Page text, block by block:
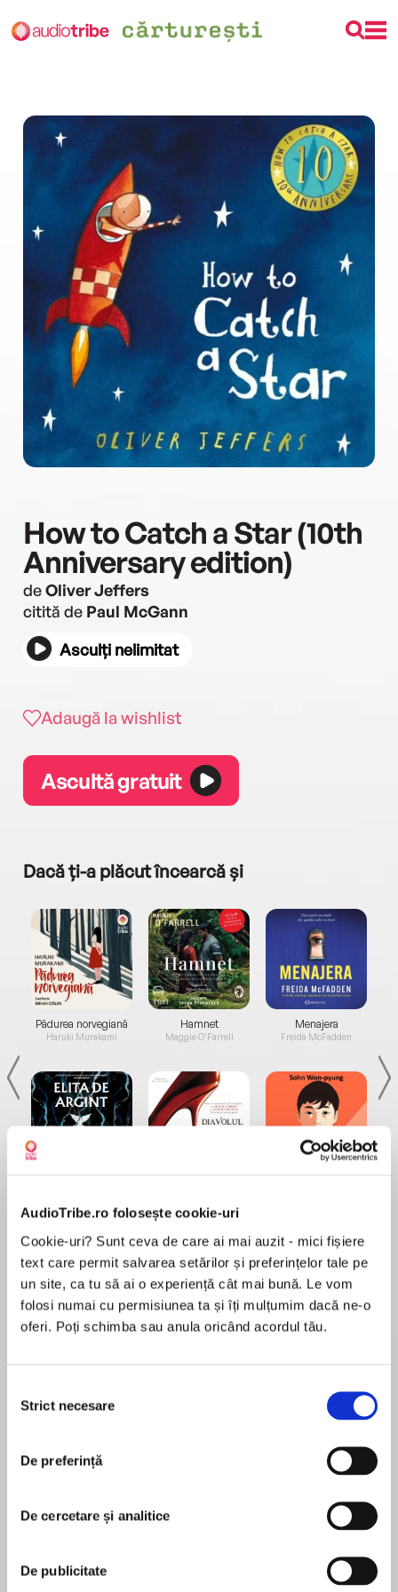
AudioTribe.ro folosește cookie-uri
Cookie-uri? Sunt ceva de care ai mai auzit - mici fișiere
text care permit salvarea setărilor și preferințelor tale pe
un site, ca tu să ai o experiență cât mai bună. Le vom
folosi numai cu permisiunea ta și îți mulțumim dacă ne-o
oferi. Poți schimba sau anula oricând acordul tău.
consimțământului
Strict necesare
De preferință
De cercetare și analitice
De publicitate
How to Catch a Star (10th
Anniversary edition)
deOliver Jeffers
citită de Paul McGann
Asculți nelimitat
Adaugă la wishlist
Ascultă gratuit
Dacă ți-a plăcut încearcă și
Pădurea norvegiană
Haruki Murakami
Hamnet
Maggie O'Farrell
Menajera
Freida McFadden
Desprecarte
Celebrate the 10th anniversary of world-
Star!
The publication of How to Catch a Star in 2004
heralded the arrival of a captivating new talent
on the picture book scene. Now beloved by
children all over the world, the book has
În acest moment nu există recenzii